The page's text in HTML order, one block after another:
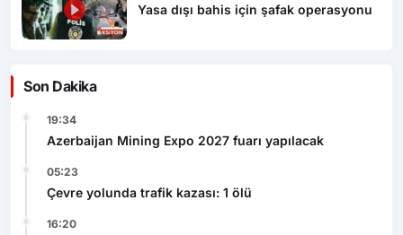
Yasa dışı bahis için şafak operasyonu
Son Dakika
19:34
Azerbaijan Mining Expo 2027 fuarı yapılacak
05:23
Çevre yolunda trafik kazası: 1 ölü
16:20